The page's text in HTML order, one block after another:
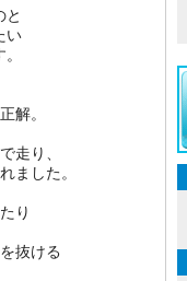
と
い
解。
走り、
ました。
り
抜ける